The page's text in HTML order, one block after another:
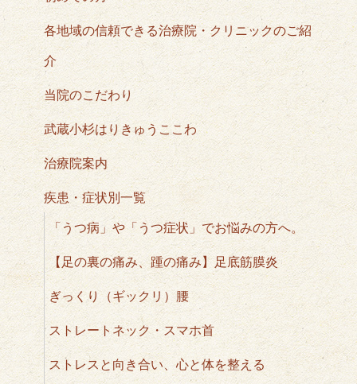
各地域の信頼できる治療院・クリニックのご紹
介
当院のこだわり
武蔵小杉はりきゅうここわ
治療院案内
疾患・症状別一覧
「うつ病」や「うつ症状」でお悩みの方へ。
【足の裏の痛み、踵の痛み】足底筋膜炎
ぎっくり（ギックリ）腰
ストレートネック・スマホ首
ストレスと向き合い、心と体を整える